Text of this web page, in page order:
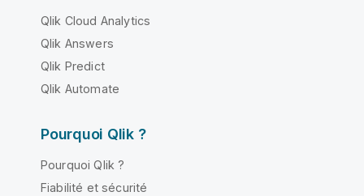
Qlik Cloud Analytics
Qlik Answers
Qlik Predict
Qlik Automate
Pourquoi Qlik ?
Pourquoi Qlik ?
Fiabilité et sécurité